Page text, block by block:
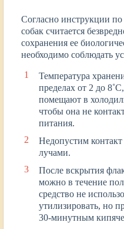
Согласно инструкции
собак считается
сохранения ее
необходимо соблюдать
Температура
пределах от 2 до
помещают в
чтобы она не
питания.
Недопустим
лучами.
После вскрытия
можно в течение
средство не
утилизировать, но
30-минутным